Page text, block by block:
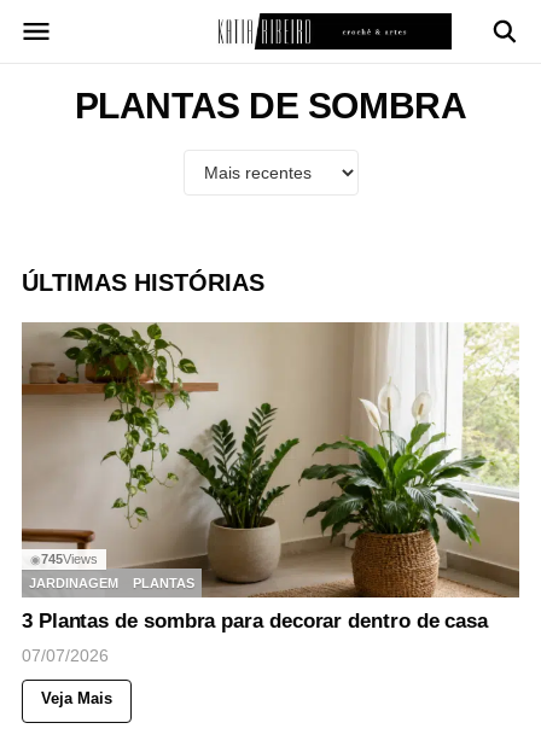
para
conteúdoPLANTAS DE SOMBRA
ÚLTIMAS HISTÓRIAS
◉745Views
JARDINAGEM
PLANTAS
3 Plantas de sombra para decorar dentro de casa
07/07/2026
Veja Mais